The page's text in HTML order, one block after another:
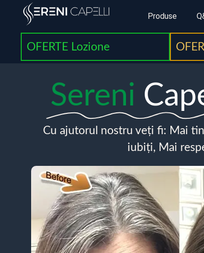
Produse
OFERTE Lozione
Sereni
Cu ajutorul nostru veți fi: Mai
iubiți, Mai